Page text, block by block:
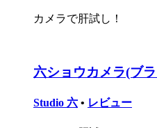
カメラで肝試し！
六ショウカメラ(ブ
Studio 六 • レビュー